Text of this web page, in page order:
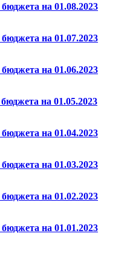
на 01.08.2023
на 01.07.2023
на 01.06.2023
на 01.05.2023
на 01.04.2023
на 01.03.2023
на 01.02.2023
на 01.01.2023